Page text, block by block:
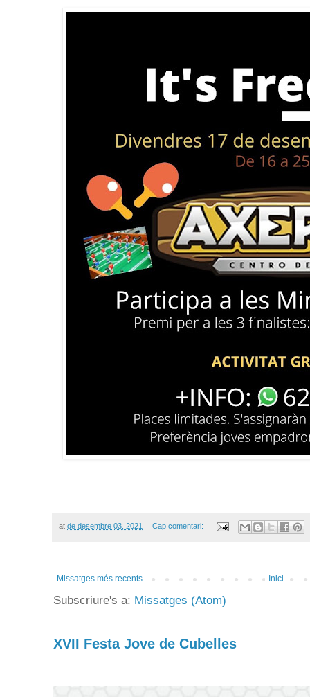
at de desembre 03, 2021 Cap comentari:
Missatges més recents Inici
Subscriure's a: Missatges (Atom)
XVII Festa Jove de Cubelles